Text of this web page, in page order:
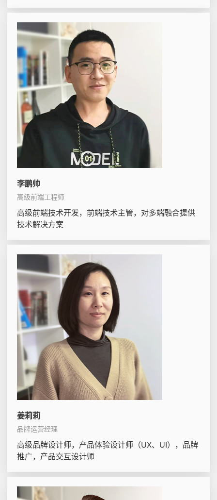
李鹏帅
高级前端工程师
高级前端技术开发，前端技术主管，对多端融合提供
技术解决方案
姜莉莉
品牌运营经理
高级品牌设计师，产品体验设计师（UX、UI），品牌
推广，产品交互设计师